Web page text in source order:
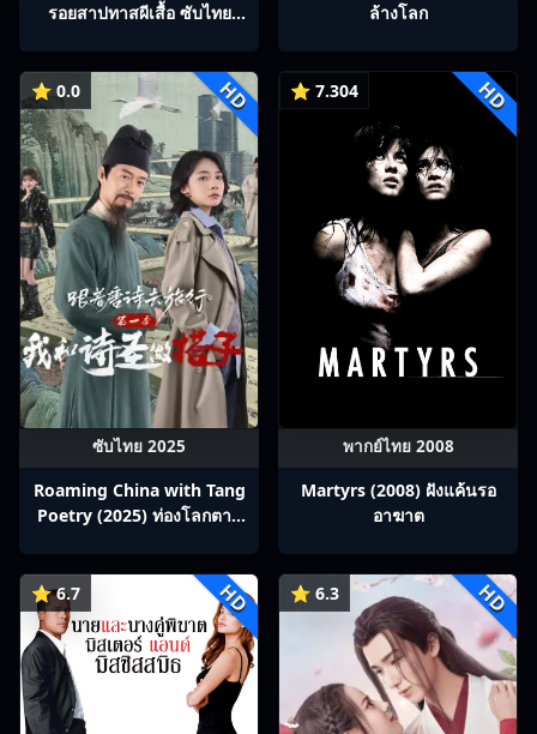
รอยสาปทาสผีเสื้อ ซับไทย
ล้างโลก
⭐ 0.0 HD
ซับไทย 2025
Roaming China with Tang
Poetry (2025) ท่องโลกตาม
⭐ 7.304 HD
พากย์ไทย 2008
Martyrs (2008) ฝังแค้นรอ
อาฆาต
⭐ 6.7 HD ⭐ 6.3 HD